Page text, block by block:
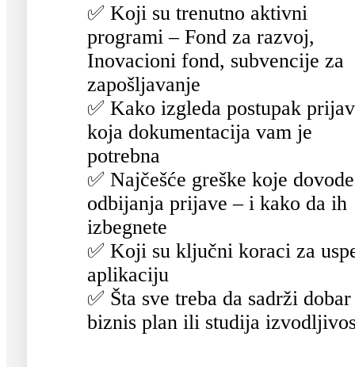
✅ Koji su trenutno aktivni
programi – Fond za razvoj,
Inovacioni fond, subvencije za
zapošljavanje
✅ Kako izgleda postupak
koja dokumentacija vam je
potrebna
✅ Najčešće greške koje
odbijanja prijave – i kako da ih
izbegnete
✅ Koji su ključni koraci za
aplikaciju
✅ Šta sve treba da sadrži dobar
biznis plan ili studija